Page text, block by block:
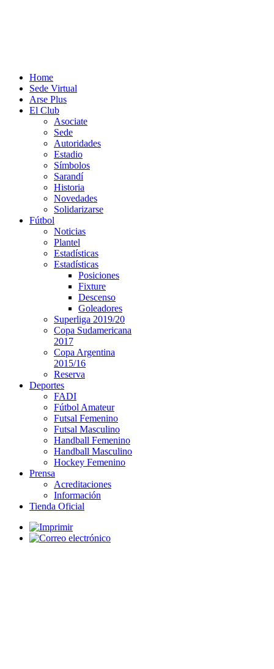
Home
Sede Virtual
Arse Plus
El Club
Asociate
Sede
Autoridades
Estadio
Símbolos
Sarandí
Historia
Novedades
Solidarizarse
Fútbol
Noticias
Plantel
Estadísticas
Estadísticas
Posiciones
Fixture
Descenso
Goleadores
Superliga 2019/20
Copa Sudamericana
2017
Copa Argentina
2015/16
Reserva
Deportes
FADI
Fútbol Amateur
Futsal Femenino
Futsal Masculino
Handball Femenino
Handball Masculino
Hockey Femenino
Prensa
Acreditaciones
Información
Tienda Oficial